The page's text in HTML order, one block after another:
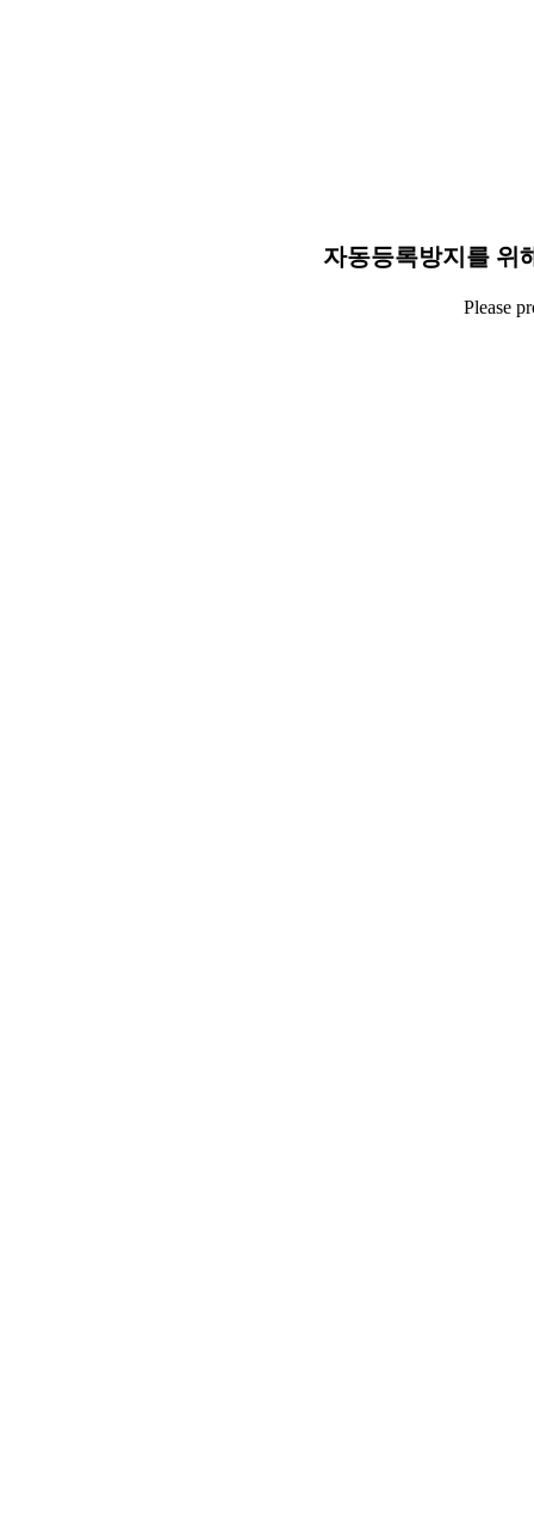
자동등록방지를 위
Please